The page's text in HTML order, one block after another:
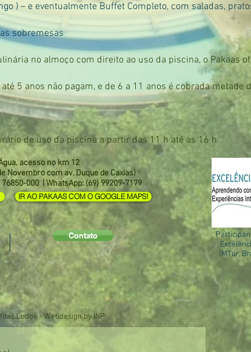
) – e eventualmente Buffet Completo, com saladas,
sobremesas
no almoço com direito ao uso da piscina, o Pakaas
5 anos não pagam, e de 6 a 11 anos é cobrada metade
de uso da piscina a partir das 11 h até as 16 h
acesso no km 12
Novembro com av. Duque de Caxias)
000 | WhatsApp: (69) 99209-7179
IR AO PAKAAS COM O GOOGLE MAPS!
Contato
(MTur,
Lodge - Webdesign by INP